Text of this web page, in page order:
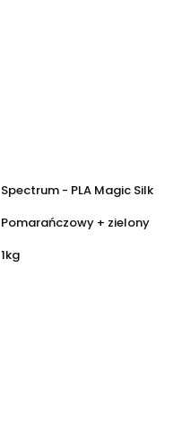
Spectrum - PLA Magic Silk
Pomarańczowy + zielony
1kg